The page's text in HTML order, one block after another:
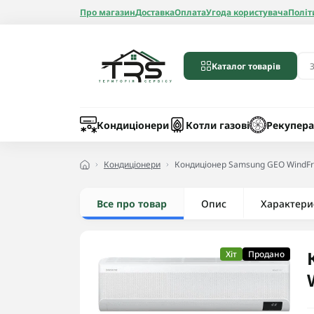
Про магазинДоставкаОплатаУгода користувача
Каталог товарів
Кондиціонери Котли газові
Радіатори
Кондиціонери Кондиціонер Samsung GEO
Все про товар Опис
Хіт Продано